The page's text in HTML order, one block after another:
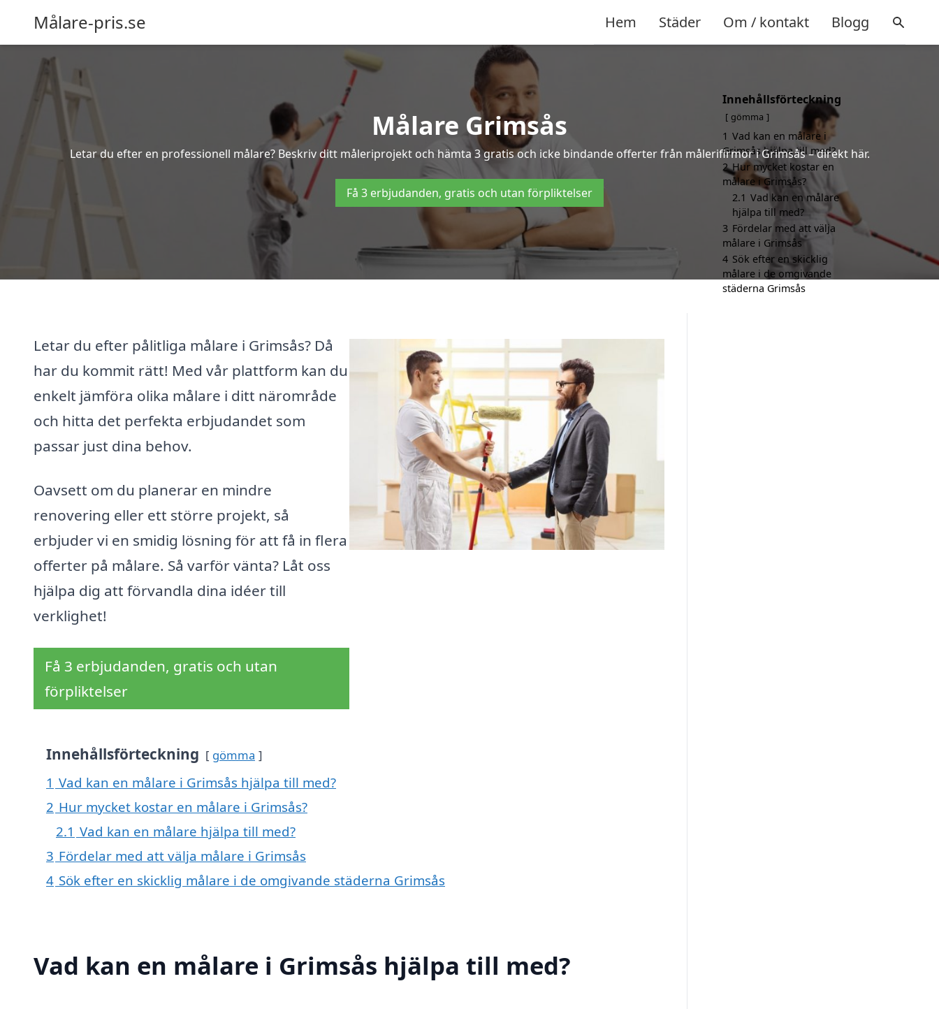
Målare-pris.se Hem Städer Om / kontakt Blogg
Målare Grimsås
Letar du efter en professionell målare? Beskriv ditt måleriprojekt och hämta 3 gratis och icke bindande offerter från målerifirmor i Grimsås – direkt här.
Få 3 erbjudanden, gratis och utan förpliktelser
Letar du efter pålitliga målare i Grimsås? Då
har du kommit rätt! Med vår plattform kan du
enkelt jämföra olika målare i ditt närområde
och hitta det perfekta erbjudandet som
passar just dina behov.
Oavsett om du planerar en mindre
renovering eller ett större projekt, så
erbjuder vi en smidig lösning för att få in flera
offerter på målare. Så varför vänta? Låt oss
hjälpa dig att förvandla dina idéer till
verklighet!
Få 3 erbjudanden, gratis och utan
förpliktelser
Innehållsförteckning gömma
1 Vad kan en målare i Grimsås hjälpa till med?
2 Hur mycket kostar en målare i Grimsås?
2.1 Vad kan en målare hjälpa till med?
3 Fördelar med att välja målare i Grimsås
4 Sök efter en skicklig målare i de omgivande städerna Grimsås
Vad kan en målare i Grimsås hjälpa till med?
Innehållsförteckning
gömma
1 Vad kan en målare i
Grimsås hjälpa till med?
2 Hur mycket kostar en
målare i Grimsås?
2.1 Vad kan en målare
hjälpa till med?
3 Fördelar med att välja
målare i Grimsås
4 Sök efter en skicklig
målare i de omgivande
städerna Grimsås